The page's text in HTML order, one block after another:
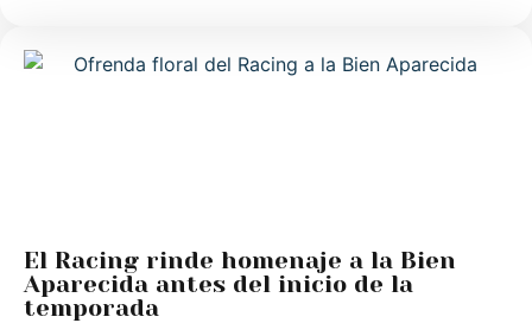
El Racing rinde homenaje a la Bien
Aparecida antes del inicio de la
temporada